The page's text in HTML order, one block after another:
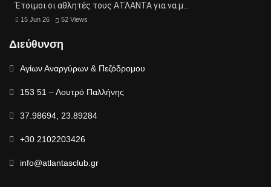
Έτοιμοι οι αθλητές τους ΑΤΛΑΝΤΑ για να μ…
15 Jun 26 52 Views
Διεύθυνση
Αγίων Αναργύρων & Πεζόδρομου
153 51 – Λουτρό Παλλήνης
37.98694, 23.89284
+30 2102203426
info@atlantasclub.gr